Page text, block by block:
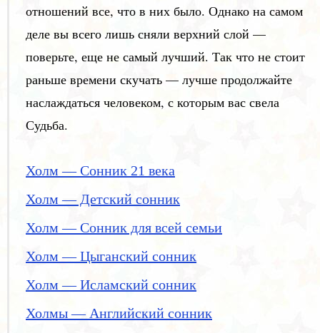
отношений все, что в них было. Однако на самом
деле вы всего лишь сняли верхний слой —
поверьте, еще не самый лучший. Так что не стоит
раньше времени скучать — лучше продолжайте
наслаждаться человеком, с которым вас свела
Судьба.
Холм — Сонник 21 века
Холм — Детский сонник
Холм — Сонник для всей семьи
Холм — Цыганский сонник
Холм — Исламский сонник
Холмы — Английский сонник